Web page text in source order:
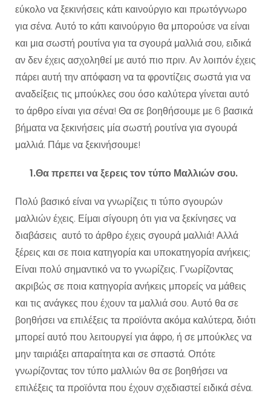
εύκολο να ξεκινήσεις κάτι καινούργιο και πρωτόγνωρο
για σένα. Αυτό το κάτι καινούργιο θα μπορούσε να είναι
και μια σωστή ρουτίνα για τα σγουρά μαλλιά σου, ειδικά
αν δεν έχεις ασχοληθεί με αυτό πιο πριν. Αν λοιπόν έχεις
πάρει αυτή την απόφαση να τα φροντίζεις σωστά για να
αναδείξεις τις μπούκλες σου όσο καλύτερα γίνεται αυτό
το άρθρο είναι για σένα! Θα σε βοηθήσουμε με 6 βασικά
βήματα να ξεκινήσεις μία σωστή ρουτίνα για σγουρά
μαλλιά. Πάμε να ξεκινήσουμε!
1.Θα πρεπει να ξερεις τον τύπο Μαλλιών σου.
Πολύ βασικό είναι να γνωρίζεις τι τύπο σγουρών
μαλλιών έχεις. Είμαι σίγουρη ότι για να ξεκίνησες να
διαβάσεις αυτό το άρθρο έχεις σγουρά μαλλιά! Αλλά
ξέρεις και σε ποια κατηγορία και υποκατηγορία ανήκεις;
Είναι πολύ σημαντικό να το γνωρίζεις. Γνωρίζοντας
ακριβώς σε ποια κατηγορία ανήκεις μπορείς να μάθεις
και τις ανάγκες που έχουν τα μαλλιά σου. Αυτό θα σε
βοηθήσει να επιλέξεις τα προϊόντα ακόμα καλύτερα, διότι
μπορεί αυτό που λειτουργεί για άφρο, ή σε μπούκλες να
μην ταιριάξει απαραίτητα και σε σπαστά. Οπότε
γνωρίζοντας τον τύπο μαλλιών θα σε βοηθήσει να
επιλέξεις τα προϊόντα που έχουν σχεδιαστεί ειδικά σένα.